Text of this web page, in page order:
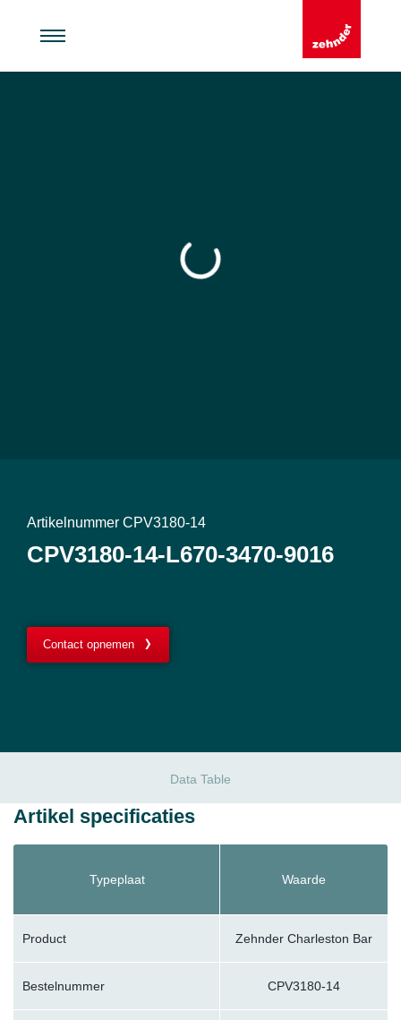
Artikelnummer CPV3180-14
CPV3180-14-L670-3470-9016
Contact opnemen
Data Table
Artikel specificaties
Typeplaat Waarde
Product Zehnder Charleston Bar
Bestelnummer CPV3180-14